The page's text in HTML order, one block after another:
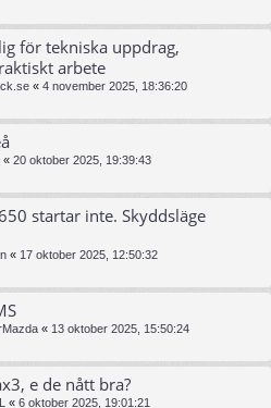
för tekniska uppdrag,
arbete
« 4 november 2025, 18:36:20
« 20 oktober 2025, 19:39:43
startar inte. Skyddsläge
« 17 oktober 2025, 12:50:32
« 13 oktober 2025, 15:50:24
e de nått bra?
« 6 oktober 2025, 19:01:21